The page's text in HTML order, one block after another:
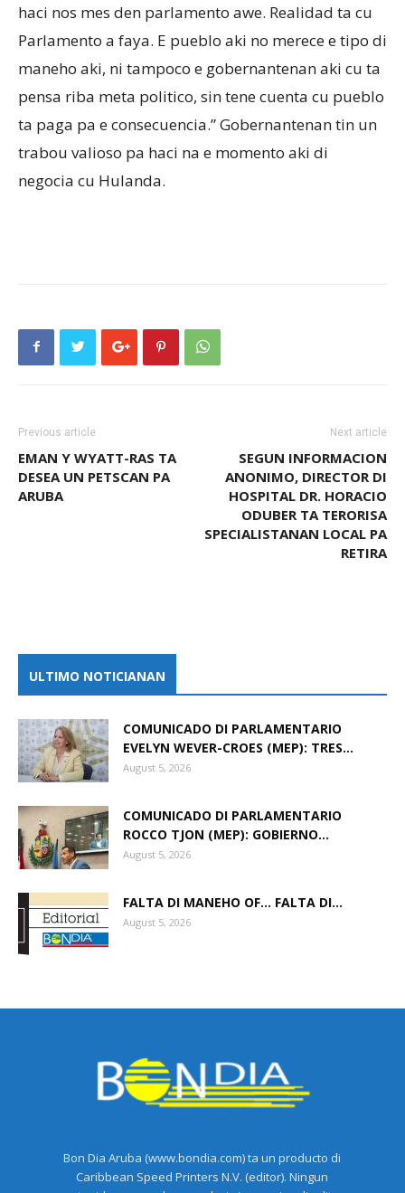
haci nos mes den parlamento awe. Realidad ta cu
Parlamento a faya. E pueblo aki no merece e tipo di
maneho aki, ni tampoco e gobernantenan aki cu ta
pensa riba meta politico, sin tene cuenta cu pueblo
ta paga pa e consecuencia.” Gobernantenan tin un
trabou valioso pa haci na e momento aki di
negocia cu Hulanda.
Previous article
EMAN Y WYATT-RAS TA
DESEA UN PETSCAN PA
ARUBA
Next article
SEGUN INFORMACION
ANONIMO, DIRECTOR DI
HOSPITAL DR. HORACIO
ODUBER TA TERORISA
SPECIALISTANAN LOCAL PA
RETIRA
ULTIMO NOTICIANAN
COMUNICADO DI PARLAMENTARIO
EVELYN WEVER-CROES (MEP): TRES...
August 5, 2026
COMUNICADO DI PARLAMENTARIO
ROCCO TJON (MEP): GOBIERNO...
August 5, 2026
FALTA DI MANEHO OF… FALTA DI...
August 5, 2026
Bon Dia Aruba (www.bondia.com) ta un producto di
Caribbean Speed Printers N.V. (editor). Ningun